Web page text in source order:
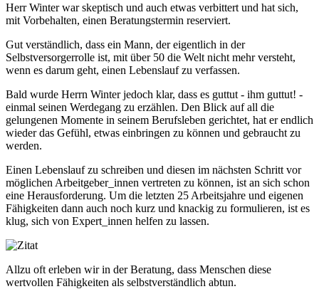
Herr Winter war skeptisch und auch etwas verbittert und hat sich,
mit Vorbehalten, einen Beratungstermin reserviert.
Gut verständlich, dass ein Mann, der eigentlich in der
Selbstversorgerrolle ist, mit über 50 die Welt nicht mehr versteht,
wenn es darum geht, einen Lebenslauf zu verfassen.
Bald wurde Herrn Winter jedoch klar, dass es guttut - ihm guttut! -
einmal seinen Werdegang zu erzählen. Den Blick auf all die
gelungenen Momente in seinem Berufsleben gerichtet, hat er endlich
wieder das Gefühl, etwas einbringen zu können und gebraucht zu
werden.
Einen Lebenslauf zu schreiben und diesen im nächsten Schritt vor
möglichen Arbeitgeber_innen vertreten zu können, ist an sich schon
eine Herausforderung. Um die letzten 25 Arbeitsjahre und eigenen
Fähigkeiten dann auch noch kurz und knackig zu formulieren, ist es
klug, sich von Expert_innen helfen zu lassen.
Allzu oft erleben wir in der Beratung, dass Menschen diese
wertvollen Fähigkeiten als selbstverständlich abtun.